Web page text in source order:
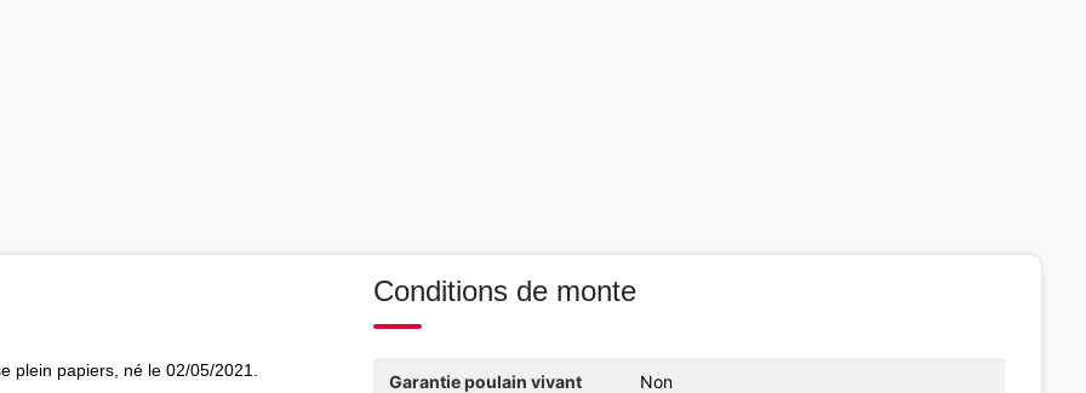
plein papiers, né le 02/05/2021.
Conditions de monte
Garantie poulain vivant Non